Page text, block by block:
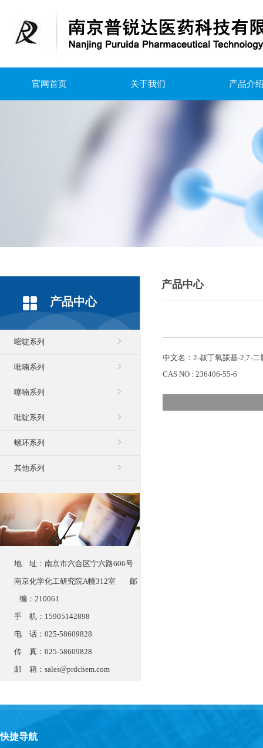
官网首页 关于我们 产品介
产品中心
嘧啶系列
吡喃系列
噻喃系列
吡啶系列
螺环系列
其他系列
地 址：南京市六合区宁六路606号
南京化学化工研究院A幢312室 邮
编：210061
手 机：15905142898
电 话：025-58609828
传 真：025-58609828
邮 箱： sales@prdchem.com
产品中心
中文名：2-叔丁氧羰基-2,7-二
CAS NO : 236406-55-6
快捷导航